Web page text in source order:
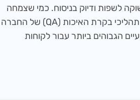
בשנת 2007 מתוך תשוקה לשפות ודיוק בניסוח. כמי שצמחה
מתוך עולם התוכן והעיתונאות, היא מפקחת על תהליכי בקרת האיכות (QA) של החברה
הגבוהים ביותר עבור לקוחות